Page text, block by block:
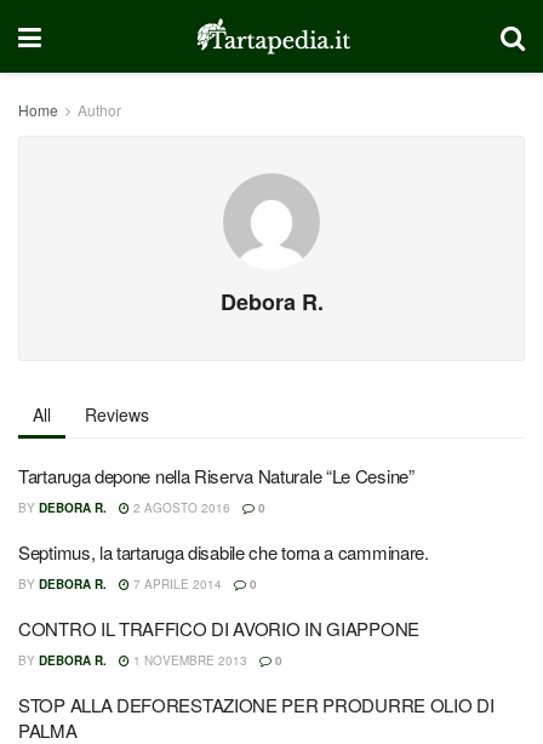
Home Author
Debora R.
All Reviews
Tartaruga depone nella Riserva Naturale “Le Cesine”
BY DEBORA R. 2 AGOSTO 2016 0
Septimus, la tartaruga disabile che torna a camminare.
BY DEBORA R. 7 APRILE 2014 0
CONTRO IL TRAFFICO DI AVORIO IN GIAPPONE
BY DEBORA R. 1 NOVEMBRE 2013 0
STOP ALLA DEFORESTAZIONE PER PRODURRE OLIO DI
PALMA